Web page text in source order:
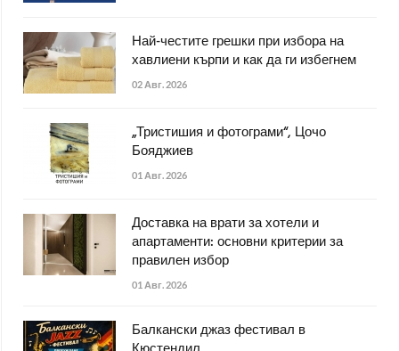
Най-честите грешки при избора на
хавлиени кърпи и как да ги избегнем
02 Авг. 2026
„Тристишия и фотограми“, Цочо
Бояджиев
01 Авг. 2026
Доставка на врати за хотели и
апартаменти: основни критерии за
правилен избор
01 Авг. 2026
Балкански джаз фестивал в